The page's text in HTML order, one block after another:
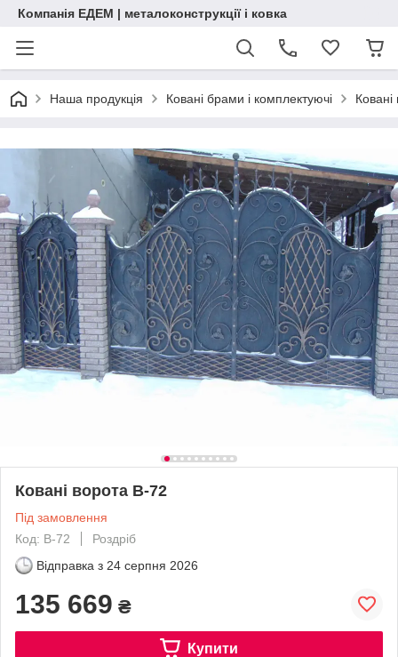
Компанія ЕДЕМ | металоконструкції і ковка
Наша продукція Ковані брами і комплектуючі Ковані
Ковані ворота В-72
Під замовлення
Код: В-72
Роздріб
Відправка з 24 серпня 2026
135 669 ₴
Купити